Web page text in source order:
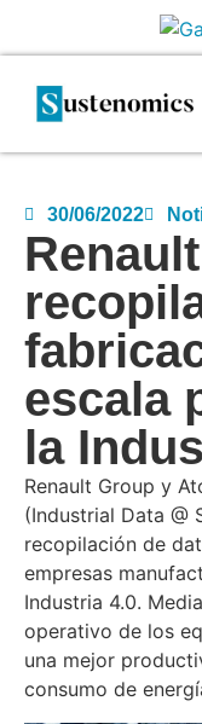
30/06/2022
escala
la
Renault Group y
(Industrial Data @
recopilación de
empresas
Industria 4.0.
operativo de los
una mejor
consumo de